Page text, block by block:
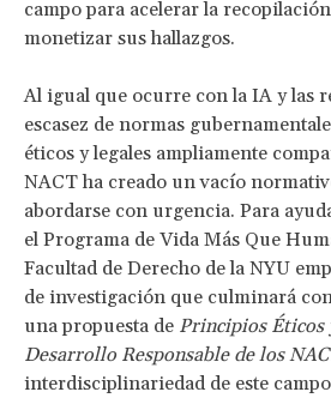
campo para acelerar la
monetizar sus hallazgos.
Al igual que ocurre con la IA y las
escasez de normas
éticos y legales ampliamente
NACT ha creado un vacío
abordarse con urgencia. Para
el Programa de Vida Más Que
Facultad de Derecho de la NYU
de investigación que culminará
una propuesta de Principios Éticos
Desarrollo Responsable de los
interdisciplinariedad de este